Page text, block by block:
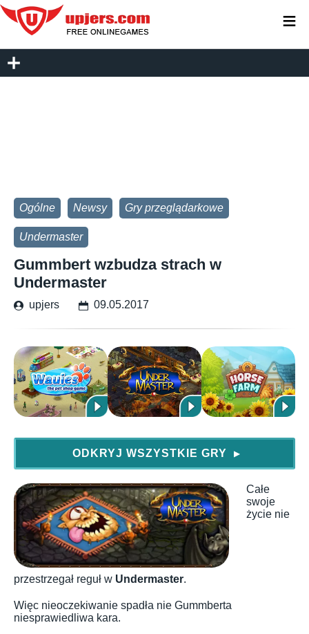
Ogólne Newsy Gry przeglądarkowe
Undermaster
Gummbert wzbudza strach w
Undermaster
upjers 09.05.2017
ODKRYJ WSZYSTKIE GRY ▶
Całe
swoje
życie nie
przestrzegał reguł w Undermaster.
Więc nieoczekiwanie spadła nie Gummberta
niesprawiedliwa kara.
≡